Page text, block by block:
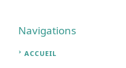
Navigations
ACCUEIL